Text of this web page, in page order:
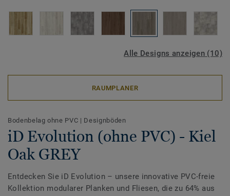
Alle Designs anzeigen (10)
RAUMPLANER
Bodenbelag ohne PVC | Designböden
iD Evolution (ohne PVC) - Kiel
Oak GREY
Entdecken Sie iD Evolution – unsere innovative PVC-freie
Kollektion modularer Planken und Fliesen, die zu 64% aus